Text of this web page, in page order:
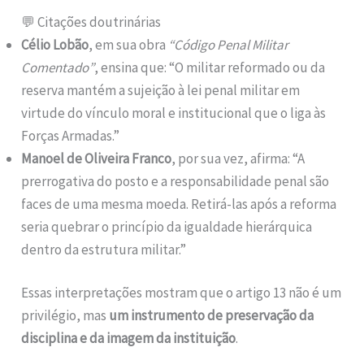
💬 Citações doutrinárias
Célio Lobão, em sua obra “Código Penal Militar
Comentado”, ensina que: “O militar reformado ou da
reserva mantém a sujeição à lei penal militar em
virtude do vínculo moral e institucional que o liga às
Forças Armadas.”
Manoel de Oliveira Franco, por sua vez, afirma: “A
prerrogativa do posto e a responsabilidade penal são
faces de uma mesma moeda. Retirá-las após a reforma
seria quebrar o princípio da igualdade hierárquica
dentro da estrutura militar.”
Essas interpretações mostram que o artigo 13 não é um
privilégio, mas um instrumento de preservação da
disciplina e da imagem da instituição.